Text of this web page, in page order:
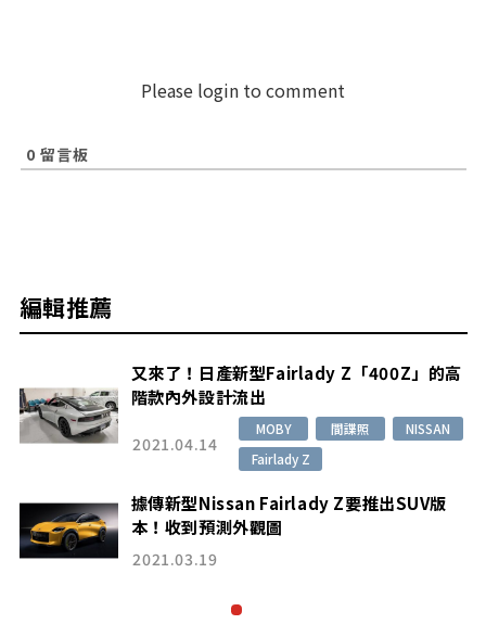
Please login to comment
0 留言板
編輯推薦
又來了！日產新型Fairlady Z「400Z」的高
階款內外設計流出
2021.04.14
MOBY 間諜照
NISSAN
Fairlady Z
據傳新型Nissan Fairlady Z要推出SUV版
本！收到預測外觀圖
2021.03.19